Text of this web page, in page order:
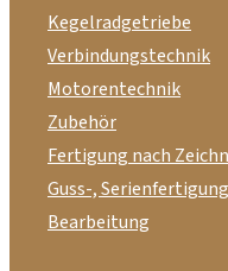
Kegelradgetriebe
Verbindungstechnik
Motorentechnik
Zubehör
Fertigung nach
Guss-,
Bearbeitung